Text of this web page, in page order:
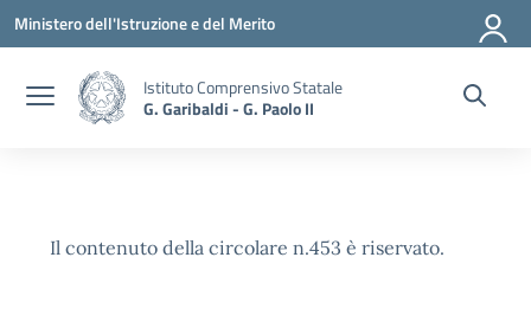
Vai ai contenuti
Vai al menu di navigazione
Vai al footer
Ministero dell'Istruzione e del Merito
Istituto Comprensivo Statale
G. Garibaldi - G. Paolo II
Il contenuto della circolare n.453 è riservato.